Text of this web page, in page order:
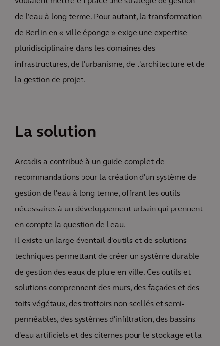
de l'eau à long terme. Pour autant, la transformation
de Berlin en « ville éponge » exige une expertise
pluridisciplinaire dans les domaines des
infrastructures, de l'urbanisme, de l'architecture et de
la gestion de projet.
La solution
Arcadis a contribué à un guide complet de
recommandations pour la création d'un système de
gestion de l'eau à long terme, offrant les outils
nécessaires à un développement urbain qui prennent
en compte la question de l'eau.
Il existe un large éventail d'outils et de solutions
techniques permettant de créer un système durable
de gestion des eaux de pluie en ville. Ces outils et
solutions comprennent des murs, des façades et des
toits végétaux, des trottoirs non scellés et semi-
perméables, des systèmes d'infiltration, des bassins
d'eau artificiels et des citernes pour le stockage et la